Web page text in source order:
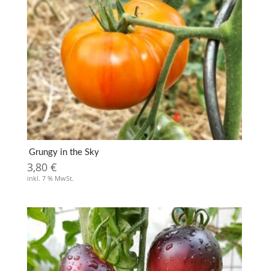
Grungy in the Sky
3,80 €
inkl. 7 % MwSt.